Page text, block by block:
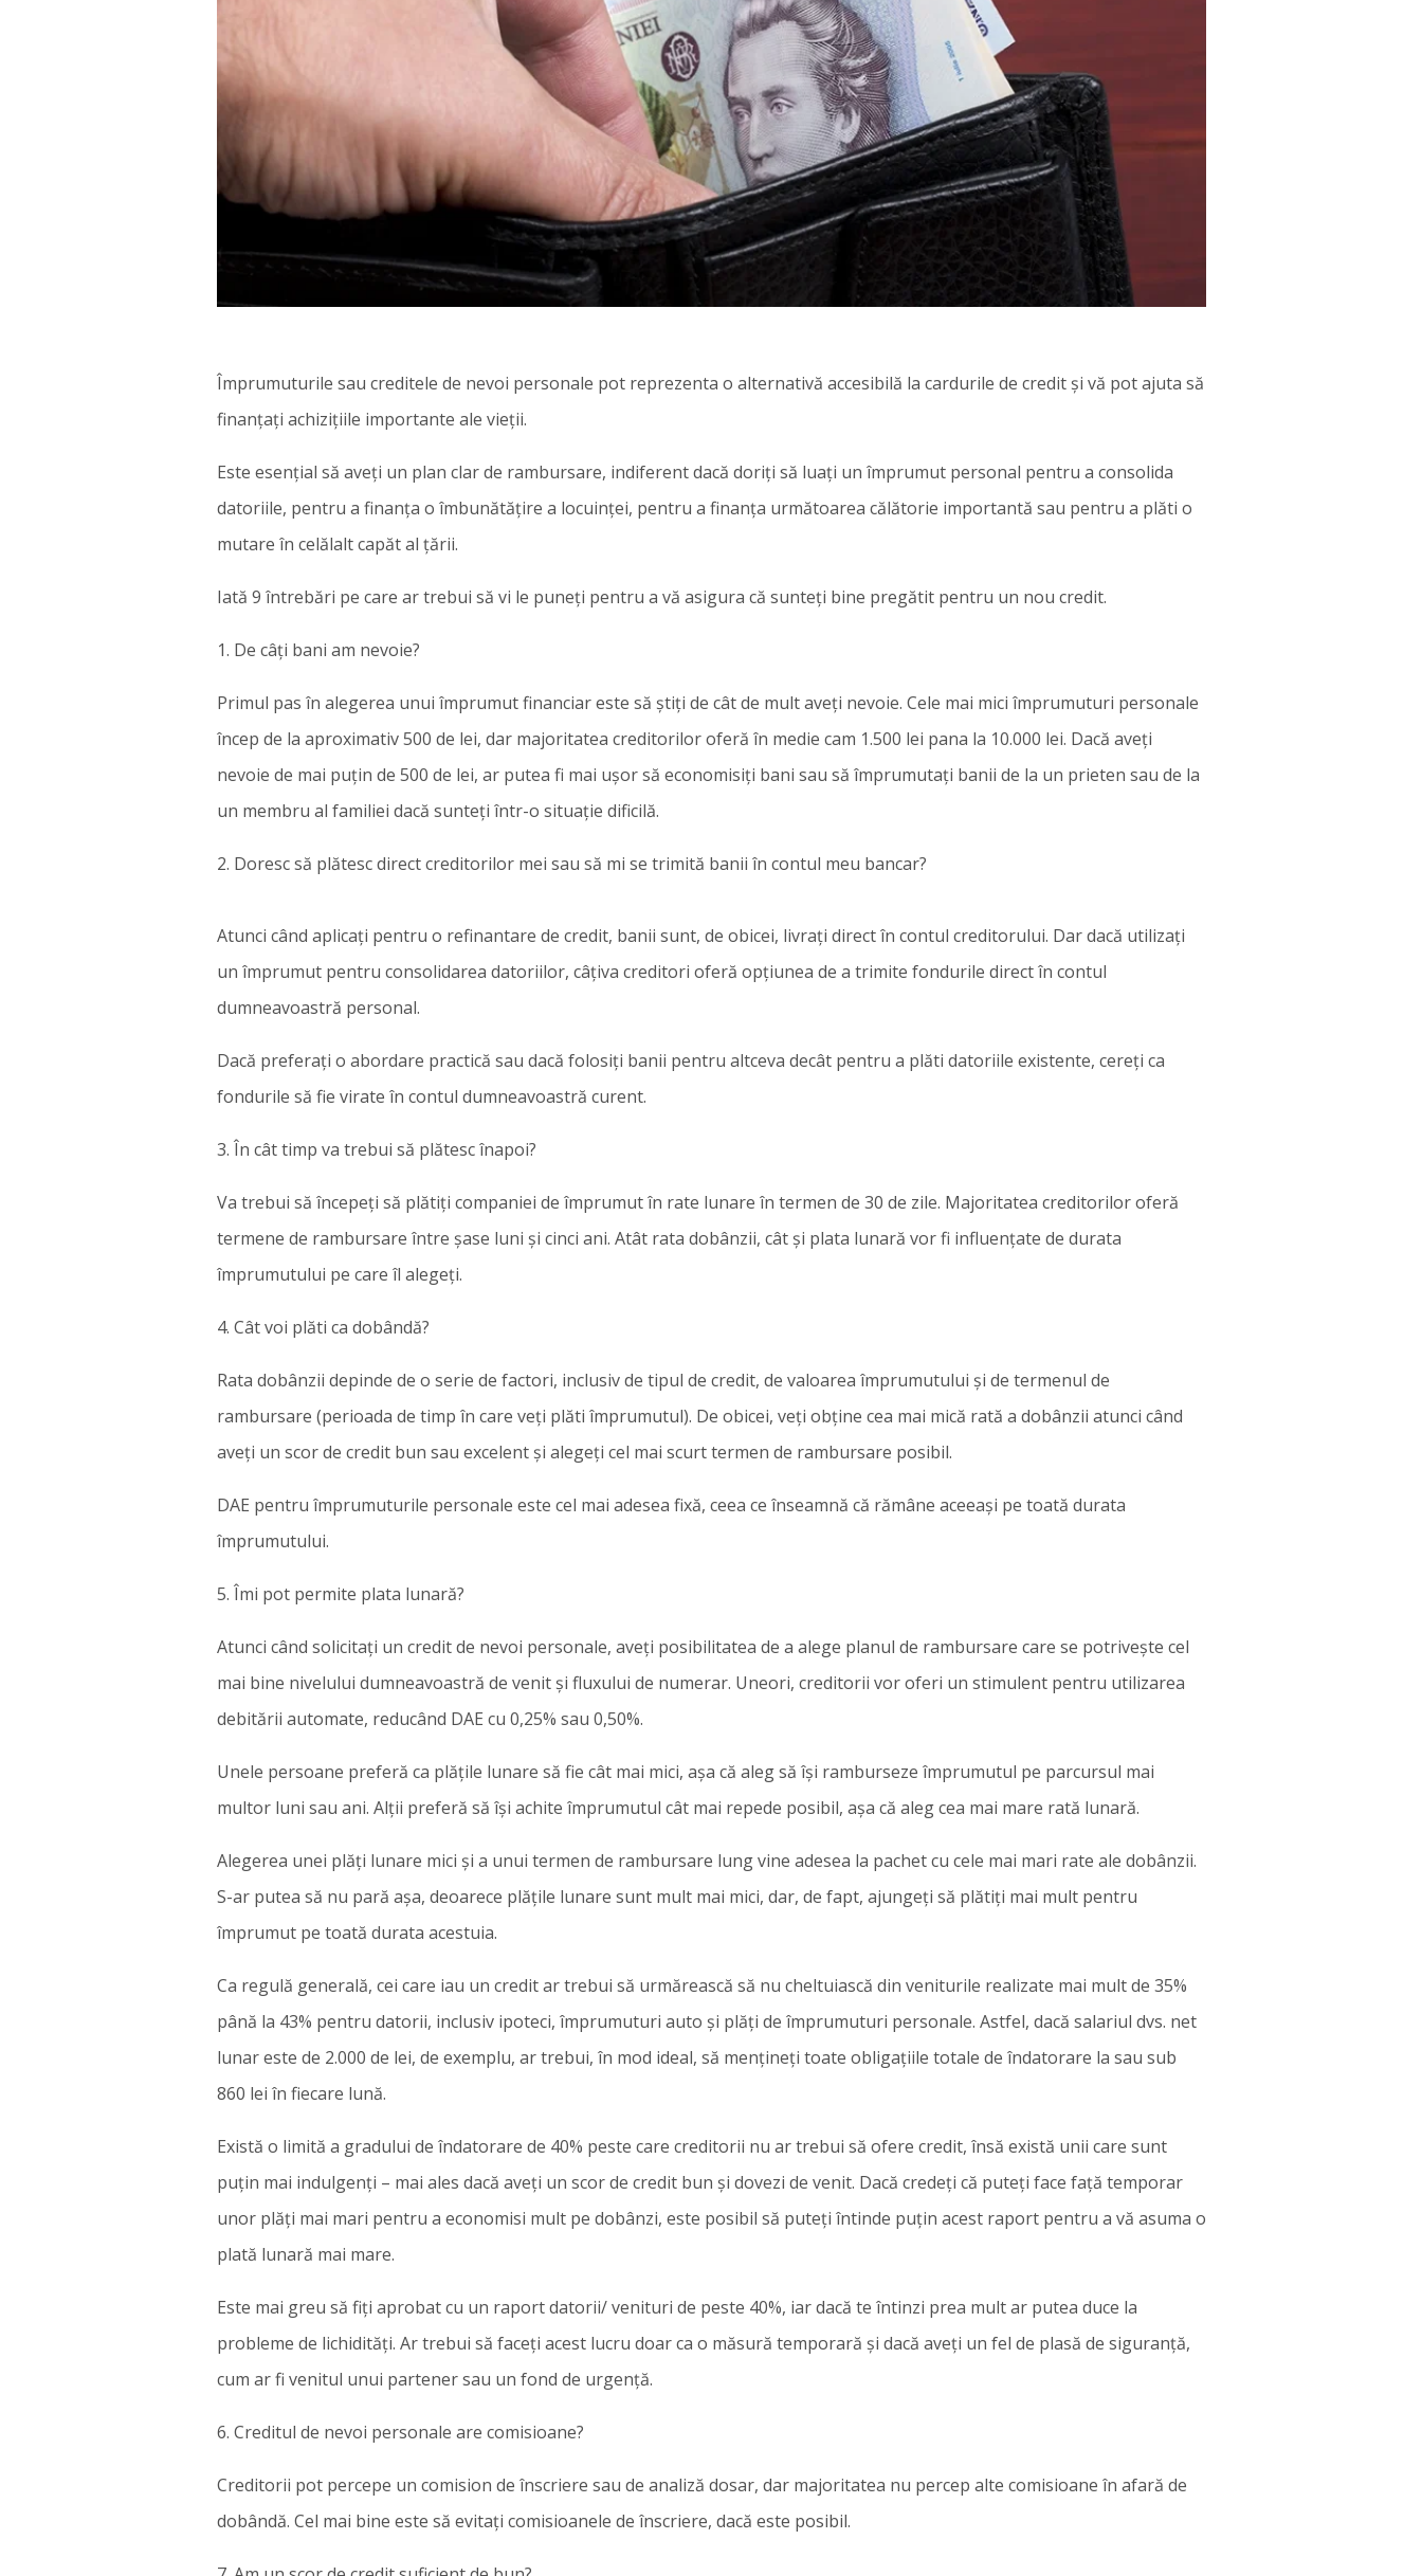
Împrumuturile sau creditele de nevoi personale pot reprezenta o alternativă accesibilă la cardurile de credit și vă pot ajuta să
finanțați achizițiile importante ale vieții.
Este esențial să aveți un plan clar de rambursare, indiferent dacă doriți să luați un împrumut personal pentru a consolida
datoriile, pentru a finanța o îmbunătățire a locuinței, pentru a finanța următoarea călătorie importantă sau pentru a plăti o
mutare în celălalt capăt al țării.
Iată 9 întrebări pe care ar trebui să vi le puneți pentru a vă asigura că sunteți bine pregătit pentru un nou credit.
1. De câți bani am nevoie?
Primul pas în alegerea unui împrumut financiar este să știți de cât de mult aveți nevoie. Cele mai mici împrumuturi personale
încep de la aproximativ 500 de lei, dar majoritatea creditorilor oferă în medie cam 1.500 lei pana la 10.000 lei. Dacă aveți
nevoie de mai puțin de 500 de lei, ar putea fi mai ușor să economisiți bani sau să împrumutați banii de la un prieten sau de la
un membru al familiei dacă sunteți într-o situație dificilă.
2. Doresc să plătesc direct creditorilor mei sau să mi se trimită banii în contul meu bancar?
Atunci când aplicați pentru o refinantare de credit, banii sunt, de obicei, livrați direct în contul creditorului. Dar dacă utilizați
un împrumut pentru consolidarea datoriilor, câțiva creditori oferă opțiunea de a trimite fondurile direct în contul
dumneavoastră personal.
Dacă preferați o abordare practică sau dacă folosiți banii pentru altceva decât pentru a plăti datoriile existente, cereți ca
fondurile să fie virate în contul dumneavoastră curent.
3. În cât timp va trebui să plătesc înapoi?
Va trebui să începeți să plătiți companiei de împrumut în rate lunare în termen de 30 de zile. Majoritatea creditorilor oferă
termene de rambursare între șase luni și cinci ani. Atât rata dobânzii, cât și plata lunară vor fi influențate de durata
împrumutului pe care îl alegeți.
4. Cât voi plăti ca dobândă?
Rata dobânzii depinde de o serie de factori, inclusiv de tipul de credit, de valoarea împrumutului și de termenul de
rambursare (perioada de timp în care veți plăti împrumutul). De obicei, veți obține cea mai mică rată a dobânzii atunci când
aveți un scor de credit bun sau excelent și alegeți cel mai scurt termen de rambursare posibil.
DAE pentru împrumuturile personale este cel mai adesea fixă, ceea ce înseamnă că rămâne aceeași pe toată durata
împrumutului.
5. Îmi pot permite plata lunară?
Atunci când solicitați un credit de nevoi personale, aveți posibilitatea de a alege planul de rambursare care se potrivește cel
mai bine nivelului dumneavoastră de venit și fluxului de numerar. Uneori, creditorii vor oferi un stimulent pentru utilizarea
debitării automate, reducând DAE cu 0,25% sau 0,50%.
Unele persoane preferă ca plățile lunare să fie cât mai mici, așa că aleg să își ramburseze împrumutul pe parcursul mai
multor luni sau ani. Alții preferă să își achite împrumutul cât mai repede posibil, așa că aleg cea mai mare rată lunară.
Alegerea unei plăți lunare mici și a unui termen de rambursare lung vine adesea la pachet cu cele mai mari rate ale dobânzii.
S-ar putea să nu pară așa, deoarece plățile lunare sunt mult mai mici, dar, de fapt, ajungeți să plătiți mai mult pentru
împrumut pe toată durata acestuia.
Ca regulă generală, cei care iau un credit ar trebui să urmărească să nu cheltuiască din veniturile realizate mai mult de 35%
până la 43% pentru datorii, inclusiv ipoteci, împrumuturi auto și plăți de împrumuturi personale. Astfel, dacă salariul dvs. net
lunar este de 2.000 de lei, de exemplu, ar trebui, în mod ideal, să mențineți toate obligațiile totale de îndatorare la sau sub
860 lei în fiecare lună.
Există o limită a gradului de îndatorare de 40% peste care creditorii nu ar trebui să ofere credit, însă există unii care sunt
puțin mai indulgenți – mai ales dacă aveți un scor de credit bun și dovezi de venit. Dacă credeți că puteți face față temporar
unor plăți mai mari pentru a economisi mult pe dobânzi, este posibil să puteți întinde puțin acest raport pentru a vă asuma o
plată lunară mai mare.
Este mai greu să fiți aprobat cu un raport datorii/ venituri de peste 40%, iar dacă te întinzi prea mult ar putea duce la
probleme de lichidități. Ar trebui să faceți acest lucru doar ca o măsură temporară și dacă aveți un fel de plasă de siguranță,
cum ar fi venitul unui partener sau un fond de urgență.
6. Creditul de nevoi personale are comisioane?
Creditorii pot percepe un comision de înscriere sau de analiză dosar, dar majoritatea nu percep alte comisioane în afară de
dobândă. Cel mai bine este să evitați comisioanele de înscriere, dacă este posibil.